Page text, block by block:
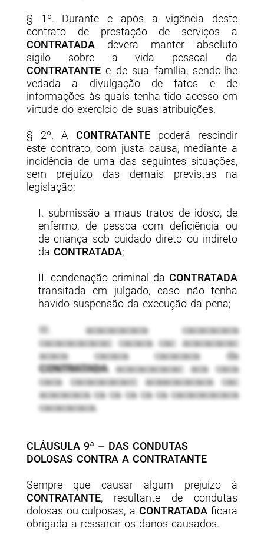
§ 1º. Durante e após a vigência deste
contrato de prestação de serviços a
CONTRATADAdeverá manter absoluto
sigilo sobre a vida pessoal da
CONTRATANTEe de sua família, sendo-lhe
vedada a divulgação de fatos e de
informações às quais tenha tido acesso em
virtude do exercício de suas atribuições.
§ 2º. A CONTRATANTEpoderá rescindir
este contrato, com justa causa, mediante a
incidência de uma das seguintes situações,
sem prejuízo das demais previstas na
legislação:
I. submissão a maus tratos de idoso, de
enfermo, de pessoa com deficiência ou
de criança sob cuidado direto ou indireto
da CONTRATADA;
II. condenação criminal daCONTRATADA
transitada em julgado, caso não tenha
havido suspensão da execução da pena;
III. acacacacaca cacacacaca
cacacacacacac cacaca cac acacacacac
acaca cacaca cacacaca da
CONTRATADAacacacacacac aca caca
caca cacacacacacc acaacacacaca cac
acacacaca ca ca ca ca ca cacacacacaca
cacacacaca.
CLÁUSULA 9ª – DAS CONDUTAS
DOLOSAS CONTRA A CONTRATANTE
Sempre que causar algum prejuízo à
CONTRATANTE, resultante de condutas
dolosas ou culposas, a CONTRATADAficará
obrigada a ressarcir os danos causados.